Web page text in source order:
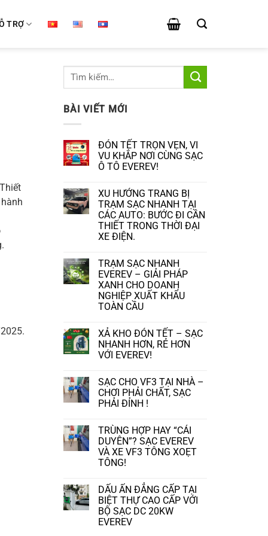
TRỢ
BÀI VIẾT MỚI
ĐÓN TẾT TRỌN VẸN, VI
VU KHẮP NƠI CÙNG SẠC
Ô TÔ EVEREV!
bình
luận
ở
ĐÓN
TẾT
TRỌN
VẸN,
KHẮP
NƠI
CÙNG
SẠC
Ô
TÔ
EVEREV!
XU HƯỚNG TRANG BỊ
TRẠM SẠC NHANH TẠI
CÁC AUTO: BƯỚC ĐI CẦN
THIẾT TRONG THỜI ĐẠI
XE ĐIỆN.
bình
luận
ở
XU
HƯỚNG
TRANG
BỊ
SẠC
NHANH
TẠI
CÁC
AUTO:
CẦN
THIẾT
TRONG
THỜI
ĐIỆN.
TRẠM SẠC NHANH
EVEREV – GIẢI PHÁP
XANH CHO DOANH
NGHIỆP XUẤT KHẨU
TOÀN CẦU
bình
luận
ở
TRẠM
EVEREV
–
GIẢI
PHÁP
DOANH
NGHIỆP
XUẤT
KHẨU
TOÀN
CẦU
XẢ KHO ĐÓN TẾT – SẠC
NHANH HƠN, RẺ HƠN
VỚI EVEREV!
bình
luận
ở
XẢ
TẾT
–
SẠC
NHANH
HƠN,
RẺ
VỚI
EVEREV!
SẠC CHO VF3 TẠI NHÀ –
CHƠI PHẢI CHẤT, SẠC
PHẢI ĐỈNH !
bình
luận
ở
SẠC
CHO
NHÀ
–
CHƠI
PHẢI
CHẤT,
SẠC
TRÙNG HỢP HAY “CÁI
DUYÊN”? SẠC EVEREV
VÀ XE VF3 TÔNG XOẸT
TÔNG!
bình
luận
ở
TRÙNG
HỢP
DẤU ẤN ĐẲNG CẤP TẠI
BIỆT THỰ CAO CẤP VỚI
BỘ SẠC DC 20KW
EVEREV